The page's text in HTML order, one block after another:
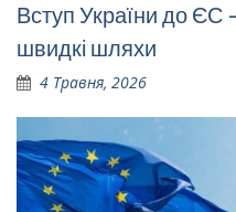
Вступ України до
швидкі шляхи
4 Травня, 2026